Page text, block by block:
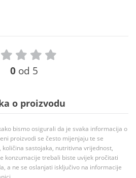
0 od 5
o proizvodu
bismo osigurali da je svaka informacija o
proizvodi se često mijenjaju te se
sastojaka, nutritivna vrijednost,
konzumacije trebali biste uvijek pročitati
a ne se oslanjati isključivo na informacije